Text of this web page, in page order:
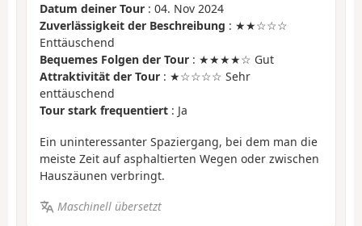
Datum deiner Tour : 04. Nov 2024
Zuverlässigkeit der Beschreibung : ★★☆☆☆
Enttäuschend
Bequemes Folgen der Tour : ★★★★☆ Gut
Attraktivität der Tour : ★☆☆☆☆ Sehr
enttäuschend
Tour stark frequentiert : Ja
Ein uninteressanter Spaziergang, bei dem man die
meiste Zeit auf asphaltierten Wegen oder zwischen
Hauszäunen verbringt.
Maschinell übersetzt